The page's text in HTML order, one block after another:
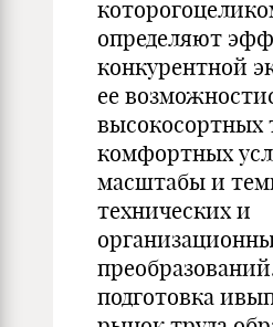
определяют
конкурентной
ее
высокосортных
комфортных
масштабы и
технических и
подготовка